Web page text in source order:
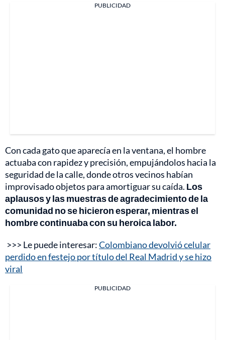
PUBLICIDAD
Con cada gato que aparecía en la ventana, el hombre
actuaba con rapidez y precisión, empujándolos hacia la
seguridad de la calle, donde otros vecinos habían
improvisado objetos para amortiguar su caída. Los
aplausos y las muestras de agradecimiento de la
comunidad no se hicieron esperar, mientras el
hombre continuaba con su heroica labor.
>>> Le puede interesar:Colombiano devolvió celular
perdido en festejo por título del Real Madrid y se hizo
viral
PUBLICIDAD